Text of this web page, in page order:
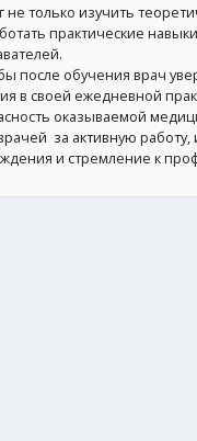
только изучить
практические
после обучения врач
в своей ежедневной
оказываемой
за активную
и стремление к